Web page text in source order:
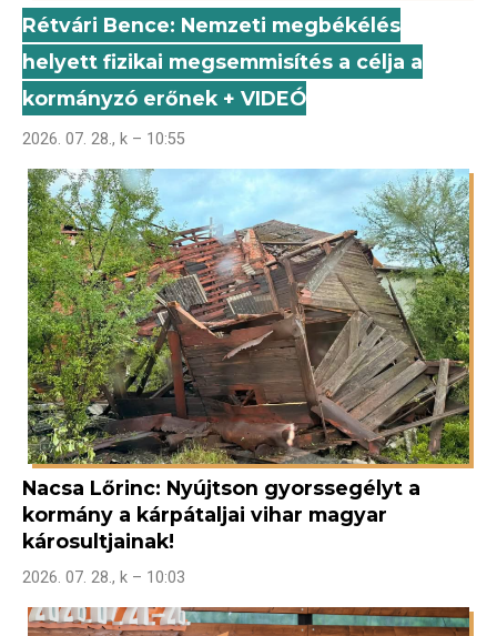
Rétvári Bence: Nemzeti megbékélés
helyett fizikai megsemmisítés a célja a
kormányzó erőnek + VIDEÓ
2026. 07. 28., k – 10:55
Nacsa Lőrinc: Nyújtson gyorssegélyt a
kormány a kárpátaljai vihar magyar
károsultjainak!
2026. 07. 28., k – 10:03